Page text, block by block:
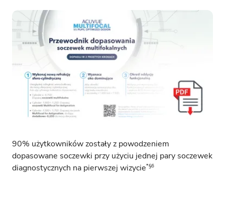
90% użytkowników zostały z powodzeniem
dopasowane soczewki przy użyciu jednej pary soczewek
diagnostycznych na pierwszej wizycie*§6